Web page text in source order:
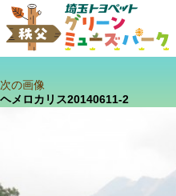
次の画像
ヘメロカリス20140611-2